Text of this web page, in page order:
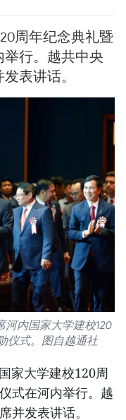
周年纪念典礼暨
行。越共中央
表讲话。
内国家大学建校120
仪式。图自越通社
家大学建校120周
式在河内举行。越
并发表讲话。